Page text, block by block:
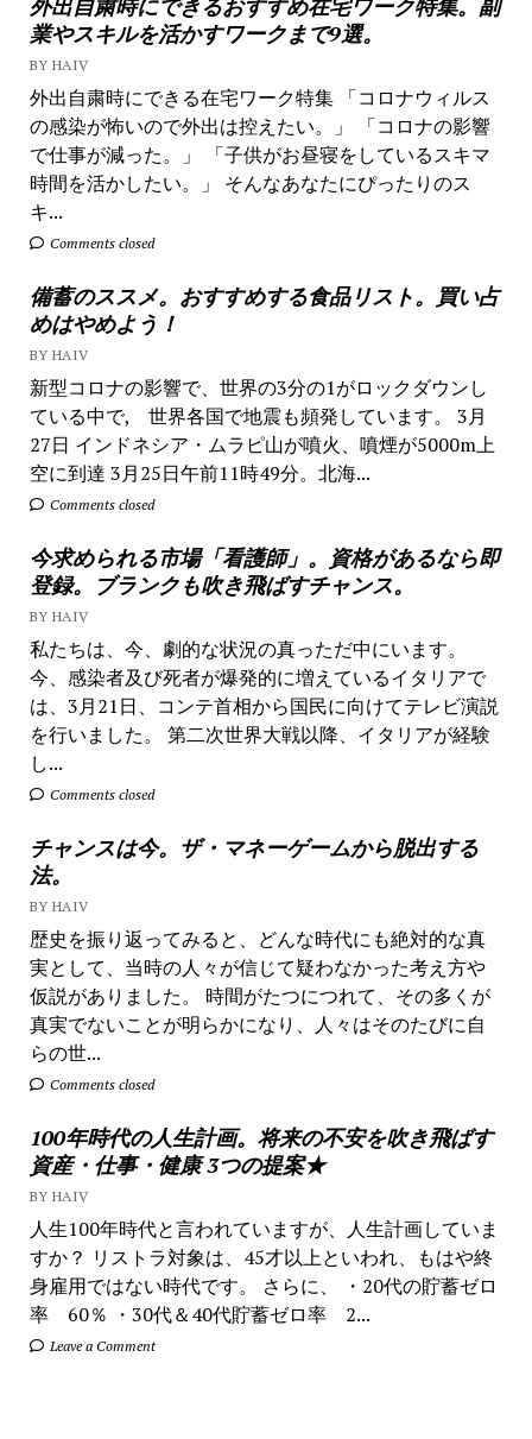
業やスキルを活かすワークまで9選。
BY HAIV
外出自粛時にできる在宅ワーク特集 「コロナウィルス
の感染が怖いので外出は控えたい。」 「コロナの影響
で仕事が減った。」 「子供がお昼寝をしているスキマ
時間を活かしたい。」 そんなあなたにぴったりのス
キ...
Comments closed
備蓄のススメ。おすすめする食品リスト。買い占
めはやめよう！
BY HAIV
新型コロナの影響で、世界の3分の1がロックダウンし
ている中で, 世界各国で地震も頻発しています。 3月
27日 インドネシア・ムラピ山が噴火、噴煙が5000m上
空に到達 3月25日午前11時49分。北海...
Comments closed
今求められる市場「看護師」。資格があるなら即
登録。ブランクも吹き飛ばすチャンス。
BY HAIV
私たちは、今、劇的な状況の真っただ中にいます。
今、感染者及び死者が爆発的に増えているイタリアで
は、3月21日、コンテ首相から国民に向けてテレビ演説
を行いました。 第二次世界大戦以降、イタリアが経験
し...
Comments closed
チャンスは今。ザ・マネーゲームから脱出する
法。
BY HAIV
歴史を振り返ってみると、どんな時代にも絶対的な真
実として、当時の人々が信じて疑わなかった考え方や
仮説がありました。 時間がたつにつれて、その多くが
真実でないことが明らかになり、人々はそのたびに自
らの世...
Comments closed
100年時代の人生計画。将来の不安を吹き飛ばす
資産・仕事・健康 3つの提案★
BY HAIV
人生100年時代と言われていますが、人生計画していま
すか？ リストラ対象は、45才以上といわれ、もはや終
身雇用ではない時代です。 さらに、 ・20代の貯蓄ゼロ
率 60％ ・30代＆40代貯蓄ゼロ率 2...
Leave a Comment